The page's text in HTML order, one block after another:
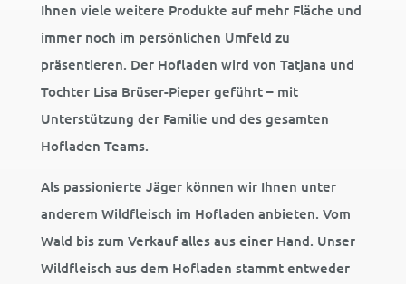
Ihnen viele weitere Produkte auf mehr Fläche und
immer noch im persönlichen Umfeld zu
präsentieren. Der Hofladen wird von Tatjana und
Tochter Lisa Brüser-Pieper geführt – mit
Unterstützung der Familie und des gesamten
Hofladen Teams.
Als passionierte Jäger können wir Ihnen unter
anderem Wildfleisch im Hofladen anbieten. Vom
Wald bis zum Verkauf alles aus einer Hand. Unser
Wildfleisch aus dem Hofladen stammt entweder